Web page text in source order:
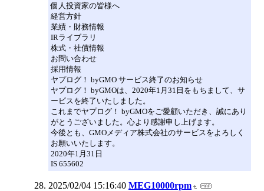
個人投資家の皆様へ
経営方針
業績・財務情報
IRライブラリ
株式・社債情報
お問い合わせ
採用情報
ヤプログ！ byGMO サービス終了のお知らせ
ヤプログ！ byGMOは、2020年1月31日をもちまして、サ
ービスを終了いたしました。
これまでヤプログ！ byGMOをご愛顧いただき、誠にあり
がとうございました。心より感謝申し上げます。
今後とも、GMOメディア株式会社のサービスをよろしく
お願いいたします。
2020年1月31日
IS 655602
2025/02/04 15:16:40 MEG10000rpm